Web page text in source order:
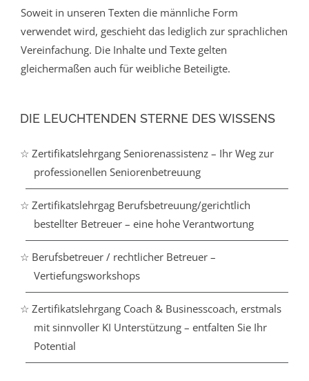
Soweit in unseren Texten die männliche Form
verwendet wird, geschieht das lediglich zur sprachlichen
Vereinfachung. Die Inhalte und Texte gelten
gleichermaßen auch für weibliche Beteiligte.
DIE LEUCHTENDEN STERNE DES WISSENS
☆ Zertifikatslehrgang Seniorenassistenz – Ihr Weg zur
professionellen Seniorenbetreuung
☆ Zertifikatslehrgag Berufsbetreuung/gerichtlich
bestellter Betreuer – eine hohe Verantwortung
☆ Berufsbetreuer / rechtlicher Betreuer –
Vertiefungsworkshops
☆ Zertifikatslehrgang Coach & Businesscoach, erstmals
mit sinnvoller KI Unterstützung – entfalten Sie Ihr
Potential